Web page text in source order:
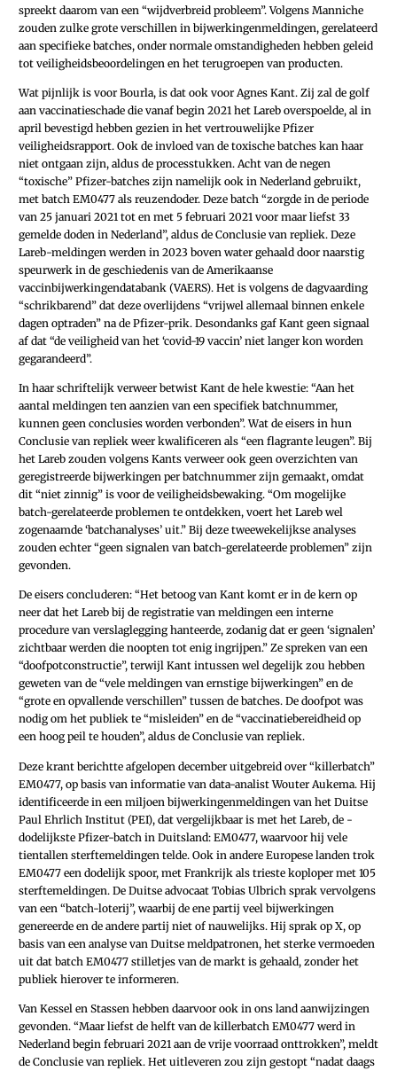
spreekt daarom van een “wijdverbreid probleem”. Volgens Manniche
zouden zulke grote verschillen in bijwerkingenmeldingen, gerelateerd
aan specifieke batches, onder normale omstandigheden hebben geleid
tot veiligheidsbeoordelingen en het terugroepen van producten.
Wat pijnlijk is voor Bourla, is dat ook voor Agnes Kant. Zij zal de golf
aan vaccinatieschade die vanaf begin 2021 het Lareb overspoelde, al in
april bevestigd hebben gezien in het vertrouwelijke Pfizer
veiligheidsrapport. Ook de invloed van de toxische batches kan haar
niet ontgaan zijn, aldus de processtukken. Acht van de negen
“toxische” Pfizer-batches zijn namelijk ook in Nederland gebruikt,
met batch EM0477 als reuzendoder. Deze batch “zorgde in de periode
van 25 januari 2021 tot en met 5 februari 2021 voor maar liefst 33
gemelde doden in Nederland”, aldus de Conclusie van repliek. Deze
Lareb-meldingen werden in 2023 boven water gehaald door naarstig
speurwerk in de geschiedenis van de Amerikaanse
vaccinbijwerkingendatabank (VAERS). Het is volgens de dagvaarding
“schrikbarend” dat deze overlijdens “vrijwel allemaal binnen enkele
dagen optraden” na de Pfizer-prik. Desondanks gaf Kant geen signaal
af dat “de veiligheid van het ‘covid-19 vaccin’ niet langer kon worden
gegarandeerd”.
In haar schriftelijk verweer betwist Kant de hele kwestie: “Aan het
aantal meldingen ten aanzien van een specifiek batchnummer,
kunnen geen conclusies worden verbonden”. Wat de eisers in hun
Conclusie van repliek weer kwalificeren als “een flagrante leugen”. Bij
het Lareb zouden volgens Kants verweer ook geen overzichten van
geregistreerde bijwerkingen per batchnummer zijn gemaakt, omdat
dit “niet zinnig” is voor de veiligheidsbewaking. “Om mogelijke
batch-gerelateerde problemen te ontdekken, voert het Lareb wel
zogenaamde ‘batch­analyses’ uit.” Bij deze tweewekelijkse analyses
zouden echter “geen signalen van batch-gerelateerde problemen” zijn
gevonden.
De eisers concluderen: “Het betoog van Kant komt er in de kern op
neer dat het Lareb bij de registratie van meldingen een interne
procedure van verslaglegging hanteerde, zodanig dat er geen ‘signalen’
zichtbaar werden die noopten tot enig ingrijpen.” Ze spreken van een
“doofpotconstructie”, terwijl Kant intussen wel degelijk zou hebben
geweten van de “vele meldingen van ernstige bijwerkingen” en de
“grote en opvallende verschillen” tussen de batches. De doofpot was
nodig om het publiek te “misleiden” en de “vaccinatiebereidheid op
een hoog peil te houden”, aldus de Conclusie van repliek.
Deze krant berichtte afgelopen december uitgebreid over “killerbatch”
EM0477, op basis van informatie van data-analist Wouter Aukema. Hij
identificeerde in een miljoen bijwerkingenmeldingen van het Duitse
Paul Ehrlich Institut (PEI), dat vergelijkbaar is met het Lareb, de ­
dodelijkste ­Pfizer-batch in Duitsland: EM0477, waarvoor hij vele
tientallen sterftemeldingen telde. Ook in andere Europese landen trok
EM0477 een dodelijk spoor, met Frankrijk als trieste koploper met 105
sterftemeldingen. De Duitse advocaat Tobias Ulbrich sprak vervolgens
van een “batch-loterij”, waarbij de ene partij veel bijwerkingen
genereerde en de andere partij niet of nauwelijks. Hij sprak op X, op
basis van een analyse van Duitse meldpatronen, het sterke vermoeden
uit dat batch EM0477 stilletjes van de markt is gehaald, zonder het
publiek hierover te informeren.
Van Kessel en Stassen hebben daarvoor ook in ons land aanwijzingen
gevonden. “Maar liefst de helft van de killerbatch EM0477 werd in
Nederland begin februari 2021 aan de vrije voorraad onttrokken”, meldt
de Conclusie van repliek. Het uitleveren zou zijn gestopt “nadat daags